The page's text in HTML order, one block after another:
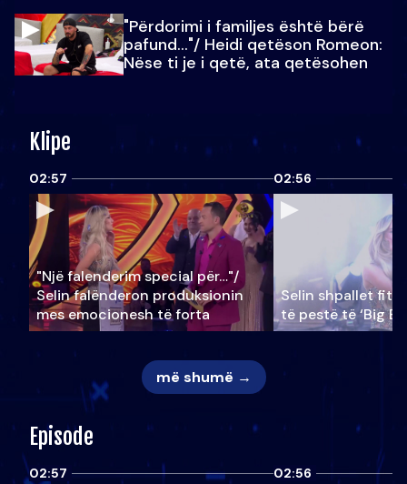
"Përdorimi i familjes është bërë
pafund…"/ Heidi qetëson Romeon:
Nëse ti je i qetë, ata qetësohen
Klipe
02:57
"Një falenderim special për…"/
Selin falënderon produksionin
mes emocionesh të forta
02:56
Selin shpallet
të pestë të ‘Big
më shumë →
Episode
02:57 02:56